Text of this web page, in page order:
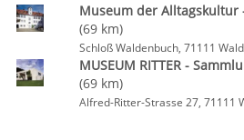
Museum der Alltagskultur
(69 km)
Schloß Waldenbuch, 71111
MUSEUM RITTER -
(69 km)
Alfred-Ritter-Strasse 27, 71111